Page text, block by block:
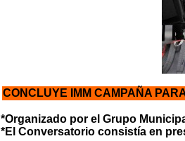
CONCLUYE IMM CAMPAÑA
*Organizado por el Grupo
*El Conversatorio consistía en